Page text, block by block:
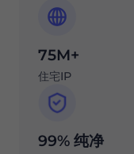
75M+
住宅IP
99% 纯净